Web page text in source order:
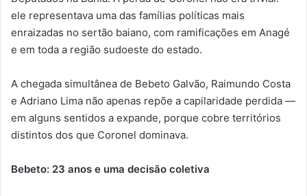
ele representava uma das famílias políticas mais
enraizadas no sertão baiano, com ramificações em Anagé
e em toda a região sudoeste do estado.
A chegada simultânea de Bebeto Galvão, Raimundo Costa
e Adriano Lima não apenas repõe a capilaridade perdida —
em alguns sentidos a expande, porque cobre territórios
distintos dos que Coronel dominava.
Bebeto: 23 anos e uma decisão coletiva